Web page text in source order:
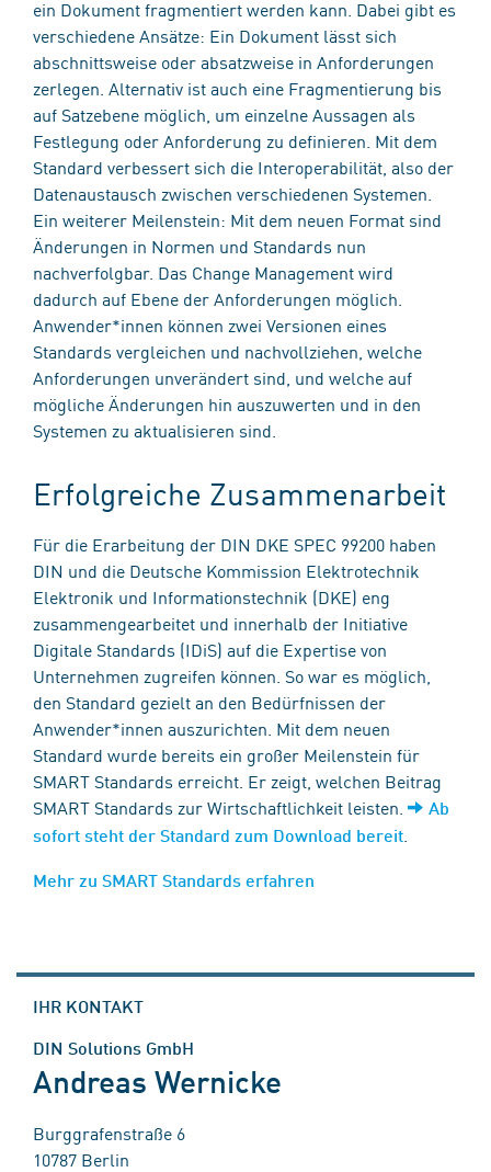
ein Dokument fragmentiert werden kann. Dabei gibt es
verschiedene Ansätze: Ein Dokument lässt sich
abschnittsweise oder absatzweise in Anforderungen
zerlegen. Alternativ ist auch eine Fragmentierung bis
auf Satzebene möglich, um einzelne Aussagen als
Festlegung oder Anforderung zu definieren. Mit dem
Standard verbessert sich die Interoperabilität, also der
Datenaustausch zwischen verschiedenen Systemen.
Ein weiterer Meilenstein: Mit dem neuen Format sind
Änderungen in Normen und Standards nun
nachverfolgbar. Das Change Management wird
dadurch auf Ebene der Anforderungen möglich.
Anwender*innen können zwei Versionen eines
Standards vergleichen und nachvollziehen, welche
Anforderungen unverändert sind, und welche auf
mögliche Änderungen hin auszuwerten und in den
Systemen zu aktualisieren sind.
Erfolgreiche Zusammenarbeit
Für die Erarbeitung der DIN DKE SPEC 99200 haben
DIN und die Deutsche Kommission Elektrotechnik
Elektronik und Informationstechnik (DKE) eng
zusammengearbeitet und innerhalb der Initiative
Digitale Standards (IDiS) auf die Expertise von
Unternehmen zugreifen können. So war es möglich,
den Standard gezielt an den Bedürfnissen der
Anwender*innen auszurichten. Mit dem neuen
Standard wurde bereits ein großer Meilenstein für
SMART Standards erreicht. Er zeigt, welchen Beitrag
SMART Standards zur Wirtschaftlichkeit leisten.
Ab
sofort steht der Standard zum Download bereit
Mehr zu SMART Standards erfahren
IHR KONTAKT
DIN Solutions GmbH
Andreas Wernicke
Burggrafenstraße 6
10787 Berlin